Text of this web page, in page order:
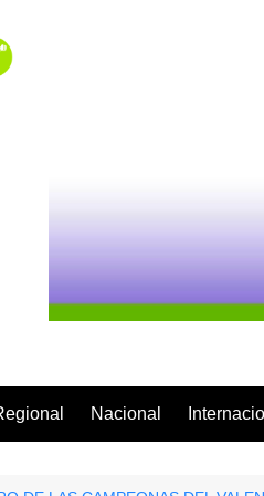
Nacional